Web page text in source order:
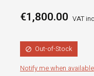
€1,800.00 VAT

Out-of-Stock
Notify me when available